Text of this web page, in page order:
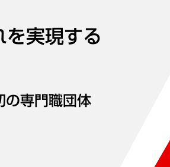
実現する
の専門職団体